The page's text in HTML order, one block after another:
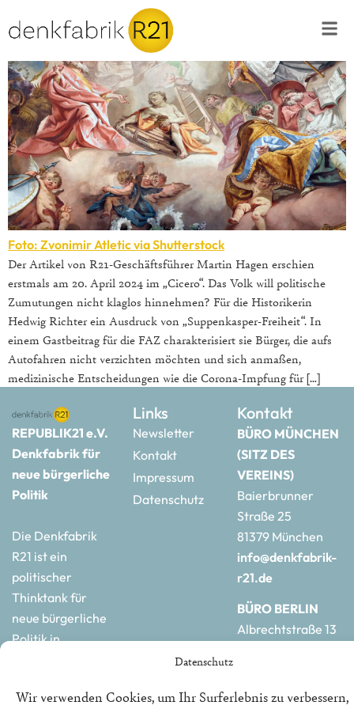
Datenschutz
Wir verwenden Cookies, um Ihr Surferlebnis zu verbessern,
Foto: Zvonimir Atletic via Shutterstock
Der Artikel von R21-Geschäftsführer Martin Hagen erschien
erstmals am 20. April 2024 im „Cicero“. Das Volk will politische
Zumutungen nicht klaglos hinnehmen? Für die Historikerin
Hedwig Richter ein Ausdruck von „Suppenkasper-Freiheit“. In
einem Gastbeitrag für die FAZ charakterisiert sie Bürger, die aufs
Autofahren nicht verzichten möchten und sich anmaßen,
medizinische Entscheidungen wie die Corona-Impfung für […]
REPUBLIK21 e.V.
Denkfabrik für
neue bürgerliche
Politik
Die Denkfabrik
R21 ist ein
politischer
Thinktank für
neue bürgerliche
Politik in
Links
Newsletter
Kontakt
Impressum
Datenschutz
Kontakt
BÜRO MÜNCHEN
(SITZ DES
VEREINS)
Baierbrunner
Straße 25
81379 München
info@denkfabrik-
r21.de
BÜRO BERLIN
Albrechtstraße 13
r21.de